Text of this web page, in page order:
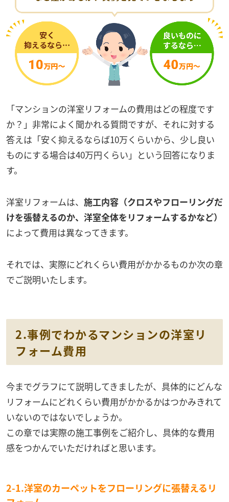
「マンションの洋室リフォームの費用はどの程度です
か？」非常によく聞かれる質問ですが、それに対する
答えは「安く抑えるならば10万くらいから、少し良い
ものにする場合は40万円くらい」という回答になりま
す。
洋室リフォームは、 施工内容（クロスやフローリングだ
けを張替えるのか、洋室全体をリフォームするかなど）
によって費用は異なってきます。
それでは、実際にどれくらい費用がかかるものか次の章
でご説明いたします。
2.事例でわかるマンションの洋室リ
フォーム費用
今までグラフにて説明してきましたが、具体的にどんな
リフォームにどれくらい費用がかかるかはつかみきれて
いないのではないでしょうか。
この章では実際の施工事例をご紹介し、具体的な費用
感をつかんでいただければと思います。
2-1.洋室のカーペットをフローリングに張替えるリ